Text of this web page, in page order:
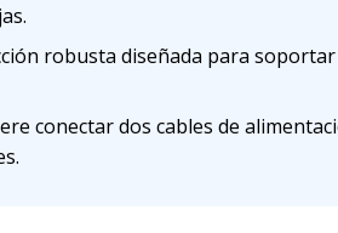
robusta diseñada para
conectar dos cables de